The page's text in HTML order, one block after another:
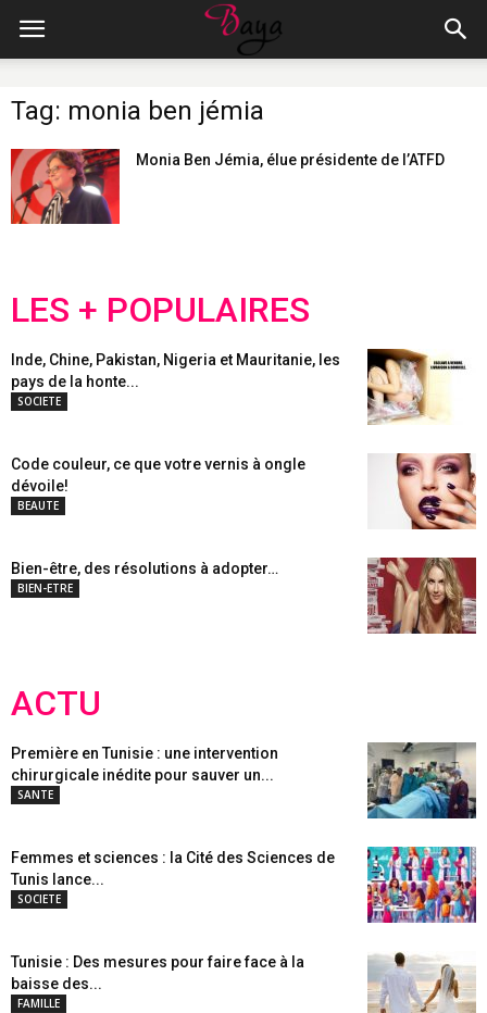
Tag: monia ben jémia
Monia Ben Jémia, élue présidente de l’ATFD
LES + POPULAIRES
Inde, Chine, Pakistan, Nigeria et Mauritanie, les
pays de la honte...
SOCIETE
Code couleur, ce que votre vernis à ongle
dévoile!
BEAUTE
Bien-être, des résolutions à adopter…
BIEN-ETRE
ACTU
Première en Tunisie : une intervention
chirurgicale inédite pour sauver un...
SANTE
Femmes et sciences : la Cité des Sciences de
Tunis lance...
SOCIETE
Tunisie : Des mesures pour faire face à la
baisse des...
FAMILLE